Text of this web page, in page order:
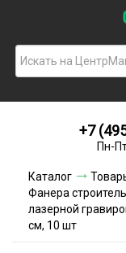
+7
Пн-
Каталог
Фанера
лазерной
см, 10 шт